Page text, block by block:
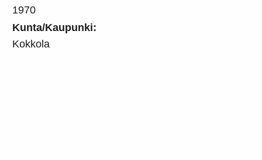
1970
Kunta/Kaupunki:
Kokkola